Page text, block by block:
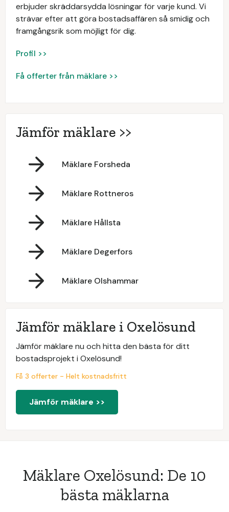
erbjuder skräddarsydda lösningar för varje kund. Vi
strävar efter att göra bostadsaffären så smidig och
framgångsrik som möjligt för dig.
Profil >>
Få offerter från mäklare >>
Jämför mäklare >>
Mäklare Forsheda
Mäklare Rottneros
Mäklare Hållsta
Mäklare Degerfors
Mäklare Olshammar
Jämför mäklare i Oxelösund
Jämför mäklare nu och hitta den bästa för ditt
bostadsprojekt i Oxelösund!
Få 3 offerter - Helt kostnadsfritt
Jämför mäklare >>
Mäklare Oxelösund: De 10
bästa mäklarna